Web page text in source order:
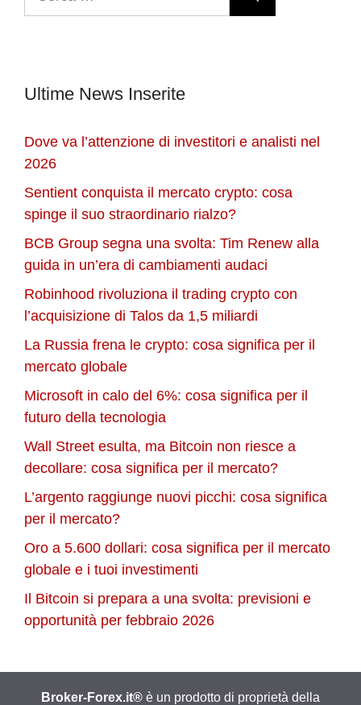
Ultime News Inserite
Dove va l’attenzione di investitori e analisti nel
2026
Sentient conquista il mercato crypto: cosa
spinge il suo straordinario rialzo?
BCB Group segna una svolta: Tim Renew alla
guida in un’era di cambiamenti audaci
Robinhood rivoluziona il trading crypto con
l’acquisizione di Talos da 1,5 miliardi
La Russia frena le crypto: cosa significa per il
mercato globale
Microsoft in calo del 6%: cosa significa per il
futuro della tecnologia
Wall Street esulta, ma Bitcoin non riesce a
decollare: cosa significa per il mercato?
L’argento raggiunge nuovi picchi: cosa significa
per il mercato?
Oro a 5.600 dollari: cosa significa per il mercato
globale e i tuoi investimenti
Il Bitcoin si prepara a una svolta: previsioni e
opportunità per febbraio 2026
Broker-Forex.it® è un prodotto di proprietà della